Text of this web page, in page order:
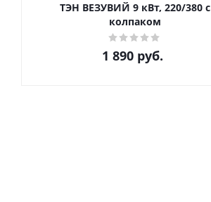
ТЭН ВЕЗУВИЙ 9 кВт, 220/380 с
колпаком
1 890руб.